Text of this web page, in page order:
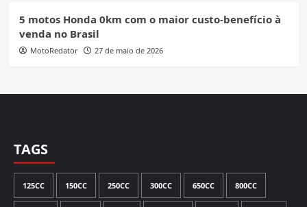
5 motos Honda 0km com o maior custo-benefício à
venda no Brasil
MotoRedator 27 de maio de 2026
TAGS
125CC 150CC 250CC 300CC 650CC 800CC